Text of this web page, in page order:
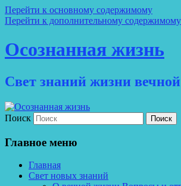
Перейти к основному содержимому
Перейти к дополнительному содержимому
Осознанная жизнь
Свет знаний жизни вечной
Поиск
Главное меню
Главная
Свет новых знаний